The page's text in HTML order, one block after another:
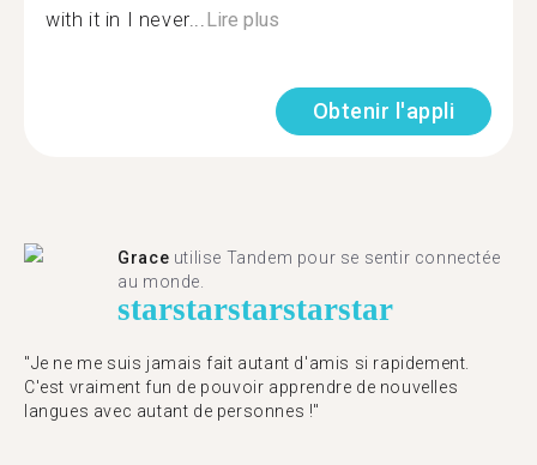
with it in I never...Lire plus
Obtenir l'appli
Grace utilise Tandem pour se sentir connectée
au monde.
starstarstarstarstar
"Je ne me suis jamais fait autant d'amis si rapidement.
C'est vraiment fun de pouvoir apprendre de nouvelles
langues avec autant de personnes !"